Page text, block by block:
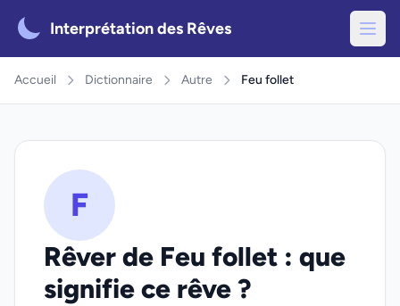
Interprétation des Rêves
Accueil Dictionnaire Autre Feu follet
F
Rêver de Feu follet : que
signifie ce rêve ?